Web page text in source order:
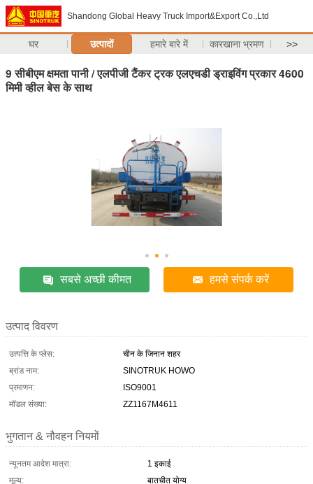
Shandong Global Heavy Truck Import&Export Co.,Ltd
घर उत्पादों हमारे बारे में कारखाना भ्रमण >>
9 सीबीएम क्षमता पानी / एलपीजी टैंकर ट्रक एलएचडी ड्राइविंग प्रकार 4600
मिमी व्हील बेस के साथ
सबसे अच्छी कीमत हमसे संपर्क करें
उत्पाद विवरण
उत्पत्ति के प्लेस:
चीन के जिनान शहर
ब्रांड नाम:
SINOTRUK HOWO
प्रमाणन:
ISO9001
मॉडल संख्या:
ZZ1167M4611
भुगतान & नौवहन नियमों
न्यूनतम आदेश मात्रा:
1 इकाई
मूल्य:
बातचीत योग्य